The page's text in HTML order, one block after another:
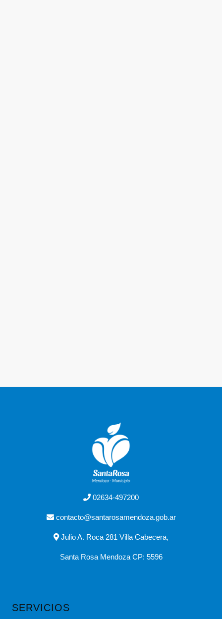
02634-497200
contacto@santarosamendoza.gob.ar
Julio A. Roca 281 Villa Cabecera,
Santa Rosa Mendoza CP: 5596
SERVICIOS